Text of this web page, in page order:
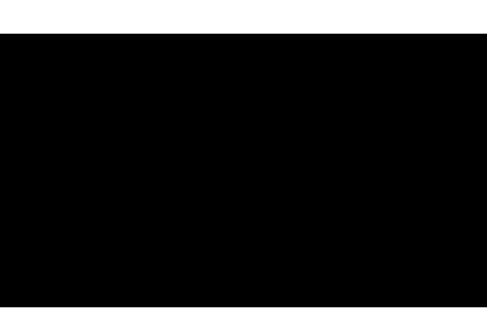
Cómo desactivar la descarga automática